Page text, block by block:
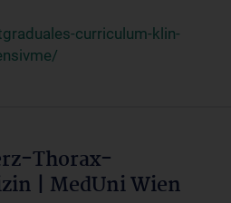
curriculum-klin-
Thorax-
| MedUni Wien